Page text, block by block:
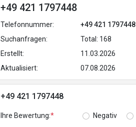
+49 421 1797448
Telefonnummer:
+49 421 1797448
Suchanfragen:
Total: 168
Erstellt:
11.03.2026
Aktualisiert:
07.08.2026
+49 421 1797448
Ihre Bewertung:* Negativ